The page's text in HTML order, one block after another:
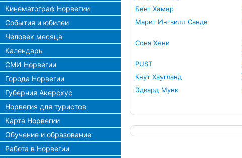
Кинематограф Норвегии
События и юбилеи
Человек месяца
Календарь
СМИ Норвегии
Города Норвегии
Губерния Акерсхус
Норвегия для туристов
Карта Норвегии
Обучение и образование
Работа в Норвегии
Бент Хамер
Марит Ингвилл Санде
Соня Хени
PUST
Кнут Хаугланд
Эдвард Мунк